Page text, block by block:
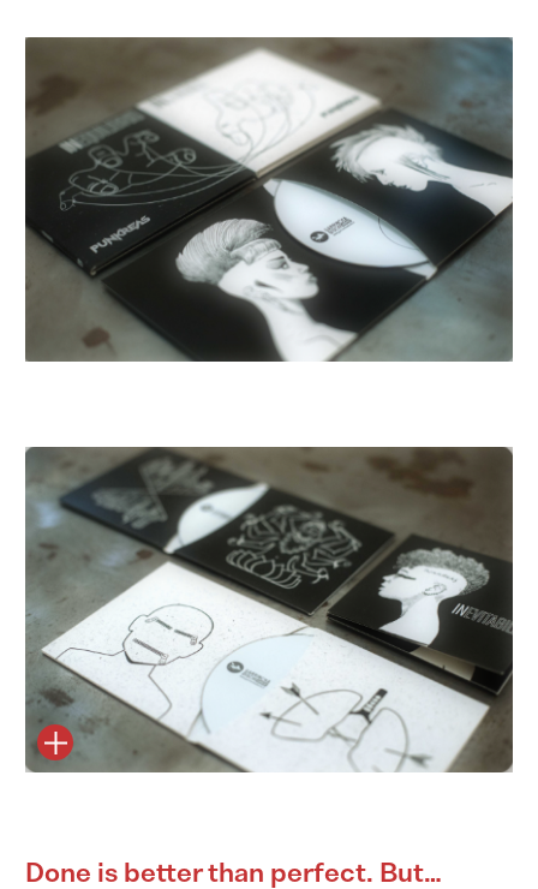
Done is better than perfect. But…